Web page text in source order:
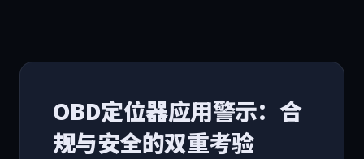
OBD定位器应用警示：合
规与安全的双重考验